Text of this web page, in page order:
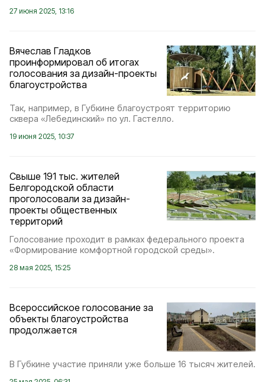
27 июня 2025, 13:16
Вячеслав Гладков
проинформировал об итогах
голосования за дизайн-проекты
благоустройства
Так, например, в Губкине благоустроят территорию
сквера «Лебединский» по ул. Гастелло.
19 июня 2025, 10:37
Свыше 191 тыс. жителей
Белгородской области
проголосовали за дизайн-
проекты общественных
территорий
Голосование проходит в рамках федерального проекта
«Формирование комфортной городской среды».
28 мая 2025, 15:25
Всероссийское голосование за
объекты благоустройства
продолжается
В Губкине участие приняли уже больше 16 тысяч жителей.